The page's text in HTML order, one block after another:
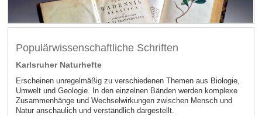
Populärwissenschaftliche Schriften
Karlsruher Naturhefte
Erscheinen unregelmäßig zu verschiedenen Themen aus Biologie,
Umwelt und Geologie. In den einzelnen Bänden werden komplexe
Zusammenhänge und Wechselwirkungen zwischen Mensch und
Natur anschaulich und verständlich dargestellt.